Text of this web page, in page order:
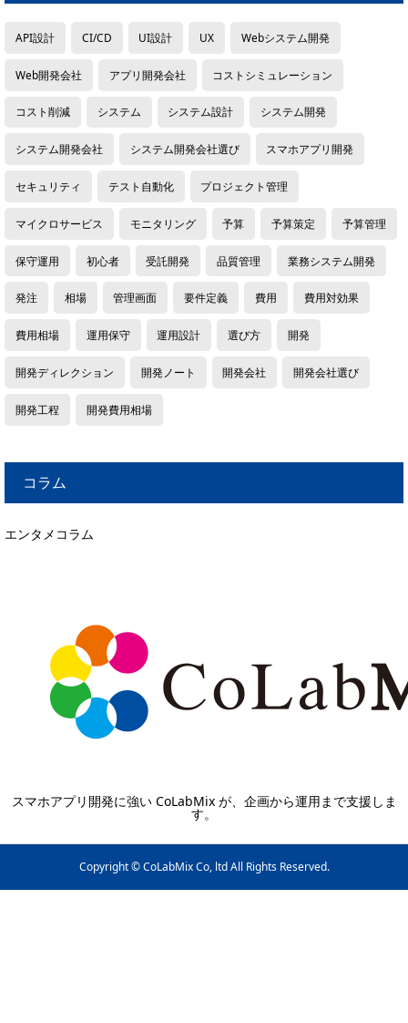
API設計 CI/CD UI設計 UX Webシステム開発
Web開発会社 アプリ開発会社 コストシミュレーション
コスト削減 システム システム設計 システム開発
システム開発会社 システム開発会社選び スマホアプリ開発
セキュリティ テスト自動化 プロジェクト管理
マイクロサービス モニタリング 予算 予算策定 予算管理
保守運用 初心者 受託開発 品質管理 業務システム開発
発注 相場 管理画面 要件定義 費用 費用対効果
費用相場 運用保守 運用設計 選び方 開発
開発ディレクション 開発ノート 開発会社 開発会社選び
開発工程 開発費用相場
コラム
エンタメコラム
スマホアプリ開発に強い CoLabMix が、企画から運用まで支援しま
す。
Copyright © CoLabMix Co, ltd All Rights Reserved.